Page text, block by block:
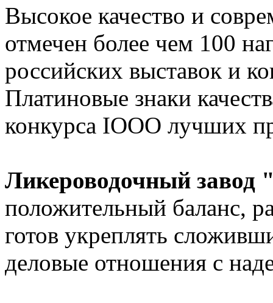
Высокое качество и
отмечен более чем 100
российских выставок и
Платиновые знаки
конкурса IOOO лучших
Ликероводочный завод
положительный баланс,
готов укреплять
деловые отношения с